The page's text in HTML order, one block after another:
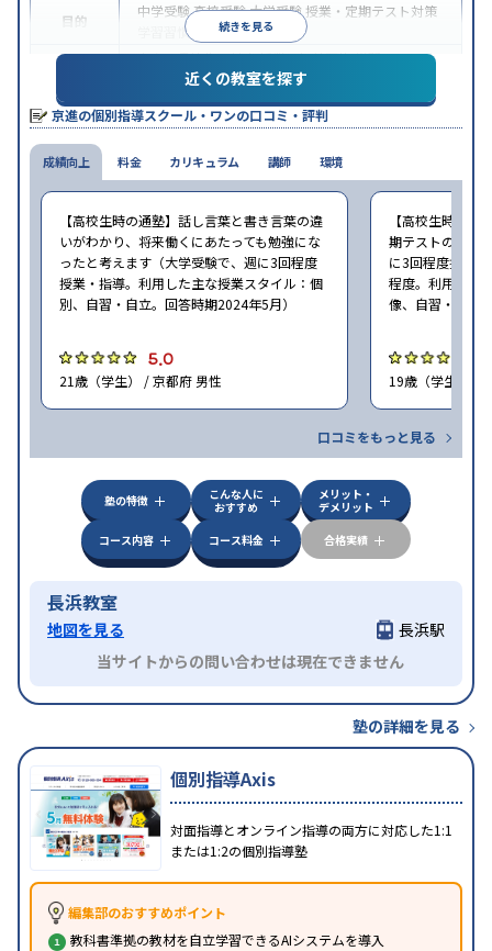
続きを見る
目的
中学受験高校受験大学受験 授業・定期テスト対策
学習習慣の定着
中高一貫校生に対応授業の振替可能学習にPC・タ
ブレットを利用季節講習のみの受講可
※2024年6月調査。大学受験塾・予備校のアンケート調査方法を参照
近くの教室を探す
京進の個別指導スクール・ワンの口コミ・評判
成績向上
【高校生時の通塾】話し言葉と書き言葉の違
いがわかり、将来働くにあたっても勉強にな
ったと考えます（大学受験で、週に3回程度
授業・指導。利用した主な授業スタイル：個
別、自習・自立。回答時期2024年5月）
5.0
21歳（学生） / 京都府 男性
【高校生時の通
期テストの点数
に3回程度授業
程度。利用した
像、自習・自立
19歳（学生） /
口コミをもっと見る
料金 カリキュラム 講師 環境
塾の特徴
こんな人に
おすすめ
メリット・
デメリット
コース内容
コース料金 合格実績
長浜教室
地図を見る
長浜駅
当サイトからの問い合わせは現在できません
塾の詳細を見る
個別指導Axis
対面指導とオンライン指導の両方に対応した1:1
または1:2の個別指導塾
編集部のおすすめポイント
教科書準拠の教材を自立学習できるAIシステムを導入